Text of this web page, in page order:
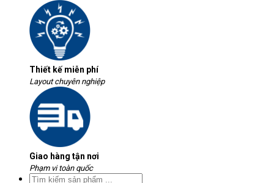
Thiết kế miễn phí
Layout chuyên nghiệp
Giao hàng tận nơi
Phạm vi toàn quốc